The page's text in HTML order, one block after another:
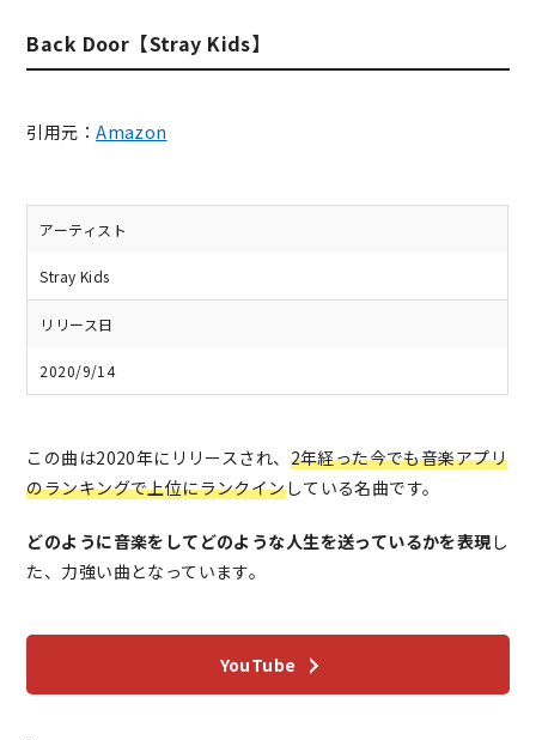
Back Door【Stray Kids】
引用元：Amazon
アーティスト
Stray Kids
リリース日
2020/9/14
この曲は2020年にリリースされ、 2年経った今でも音楽アプリ
のランキングで上位にランクインしている名曲です。
どのように音楽をしてどのような人生を送っているかを表現 し
た、力強い曲となっています。
YouTube